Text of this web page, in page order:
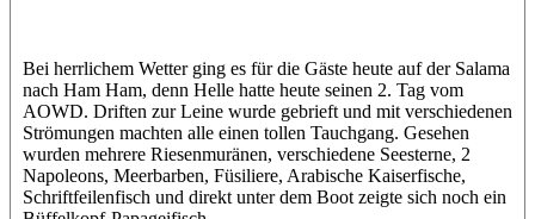
Bei herrlichem Wetter ging es für die Gäste heute auf der Salama
nach Ham Ham, denn Helle hatte heute seinen 2. Tag vom
AOWD. Driften zur Leine wurde gebrieft und mit verschiedenen
Strömungen machten alle einen tollen Tauchgang. Gesehen
wurden mehrere Riesenmuränen, verschiedene Seesterne, 2
Napoleons, Meerbarben, Füsiliere, Arabische Kaiserfische,
Schriftfeilenfisch und direkt unter dem Boot zeigte sich noch ein